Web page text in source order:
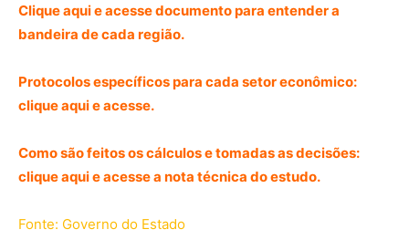
Clique aqui e acesse documento para entender a
bandeira de cada região.
Protocolos específicos para cada setor econômico:
clique aqui e acesse.
Como são feitos os cálculos e tomadas as decisões:
clique aqui e acesse a nota técnica do estudo.
Fonte: Governo do Estado